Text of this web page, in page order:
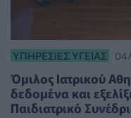
ΥΠΗΡΕΣΊΕΣ ΥΓΕΊΑΣ
Όμιλος Ιατρικού
δεδομένα και
Παιδιατρικό